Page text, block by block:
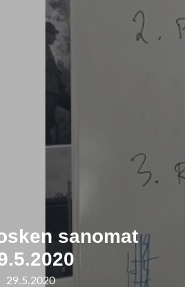
sanomat
29.5.2020